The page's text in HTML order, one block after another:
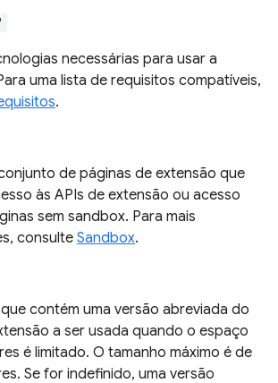
necessárias para usar a
uma lista de requisitos compatíveis,
.
de páginas de extensão que
às APIs de extensão ou acesso
sem sandbox. Para mais
consulteSandbox.
contém uma versão abreviada do
a ser usada quando o espaço
é limitado. O tamanho máximo é de
Se for indefinido, uma versão